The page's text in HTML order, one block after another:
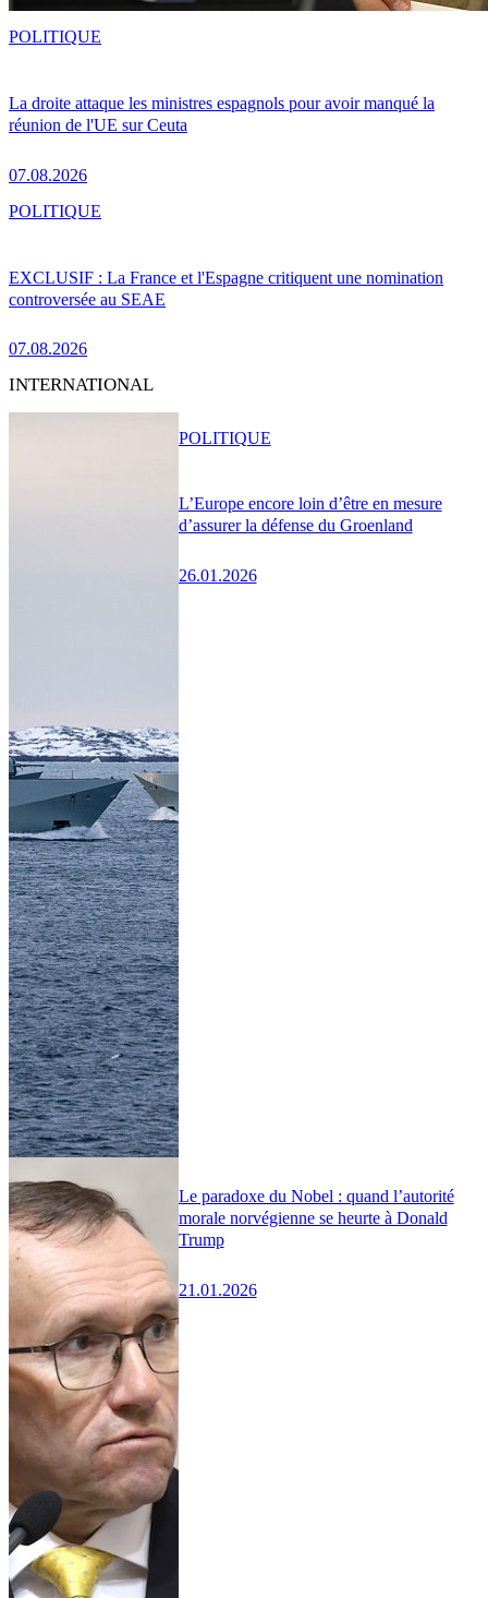
La droite attaque les ministres espagnols pour avoir manqué la
réunion de l'UE sur Ceuta
07.08.2026
POLITIQUE
EXCLUSIF : La France et l'Espagne critiquent une nomination
controversée au SEAE
07.08.2026
POLITIQUE
INTERNATIONAL
L’Europe encore loin d’être en mesure
d’assurer la défense du Groenland
26.01.2026
POLITIQUE
Le paradoxe du Nobel : quand l’autorité
morale norvégienne se heurte à Donald
Trump
21.01.2026